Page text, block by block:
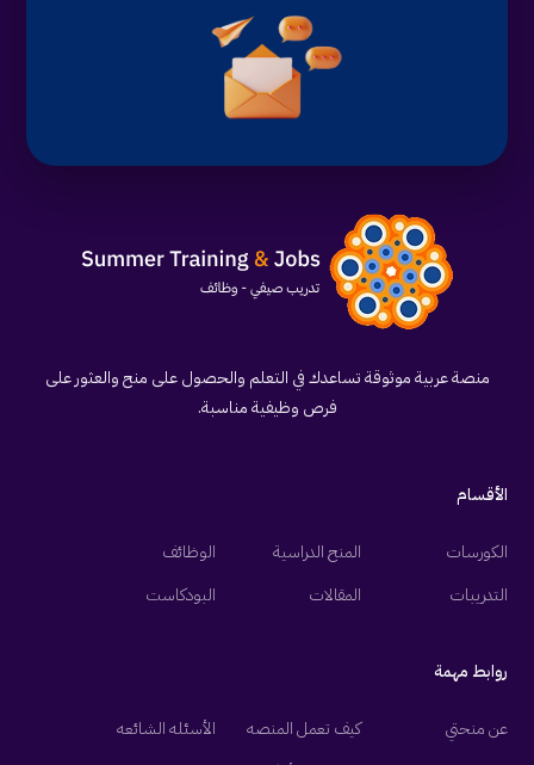
منصة عربية موثوقة تساعدك في التعلم والحصول على منح والعثور على
فرص وظيفية مناسبة.
الأقسام
الكورسات المنح الدراسية
الوظائف
التدريبات
المقالات البودكاست
روابط مهمة
عن منحتي كيف تعمل المنصه
الأسئله الشائعه